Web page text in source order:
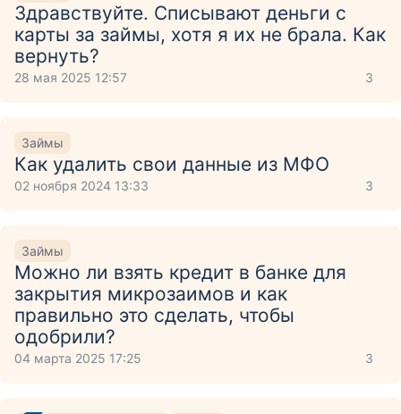
Здравствуйте. Списывают деньги с
карты за займы, хотя я их не брала. Как
вернуть?
28 мая 2025 12:57 3
Займы
Как удалить свои данные из МФО
02 ноября 2024 13:33 3
Займы
Можно ли взять кредит в банке для
закрытия микрозаимов и как
правильно это сделать, чтобы
одобрили?
04 марта 2025 17:25 3